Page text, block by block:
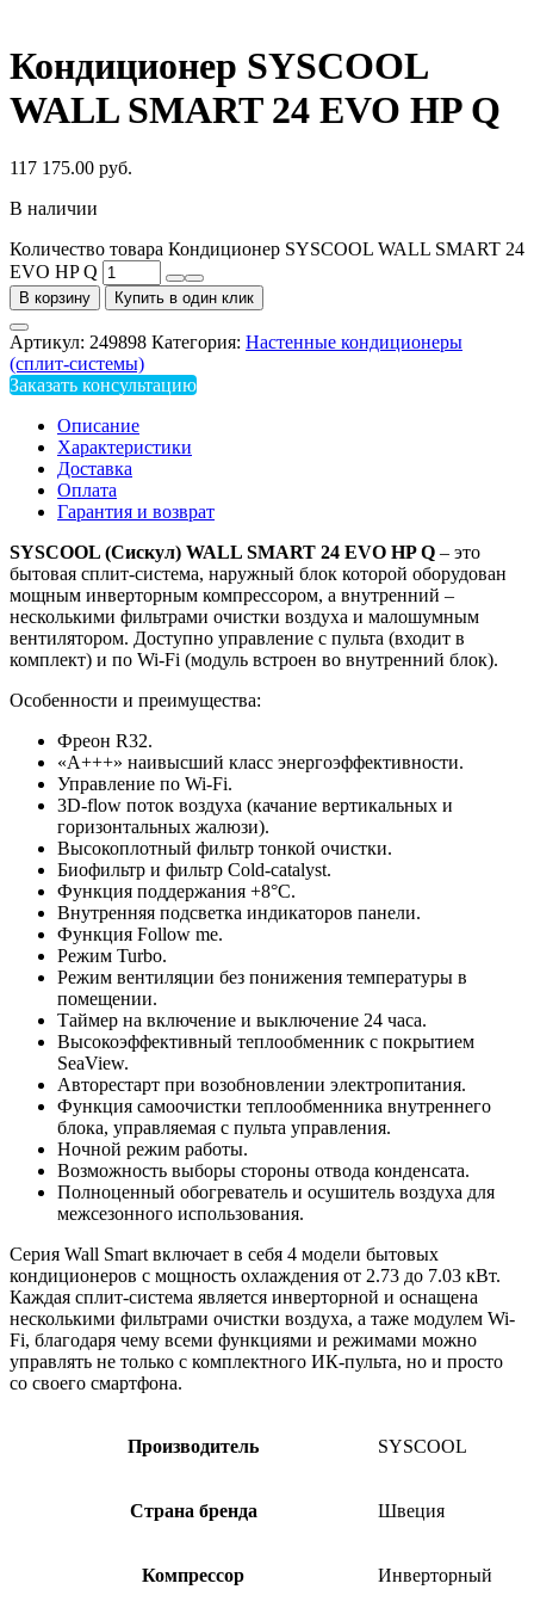
Кондиционер SYSCOOL
WALL SMART 24 EVO HP Q
117 175.00 руб.
В наличии
Количество товара Кондиционер SYSCOOL WALL SMART 24
EVO HP Q
В корзину Купить в один клик
Артикул: 249898 Категория: Настенные кондиционеры
(сплит-системы)
Заказать консультацию
Описание
Характеристики
Доставка
Оплата
Гарантия и возврат
SYSCOOL (Сискул) WALL SMART 24 EVO HP Q – это
бытовая сплит-система, наружный блок которой оборудован
мощным инверторным компрессором, а внутренний –
несколькими фильтрами очистки воздуха и малошумным
вентилятором. Доступно управление с пульта (входит в
комплект) и по Wi-Fi (модуль встроен во внутренний блок).
Особенности и преимущества:
Фреон R32.
«А+++» наивысший класс энергоэффективности.
Управление по Wi-Fi.
3D-flow поток воздуха (качание вертикальных и
горизонтальных жалюзи).
Высокоплотный фильтр тонкой очистки.
Биофильтр и фильтр Cold-catalyst.
Функция поддержания +8°С.
Внутренняя подсветка индикаторов панели.
Функция Follow me.
Режим Turbo.
Режим вентиляции без понижения температуры в
помещении.
Таймер на включение и выключение 24 часа.
Высокоэффективный теплообменник с покрытием
SeaView.
Авторестарт при возобновлении электропитания.
Функция самоочистки теплообменника внутреннего
блока, управляемая с пульта управления.
Ночной режим работы.
Возможность выборы стороны отвода конденсата.
Полноценный обогреватель и осушитель воздуха для
межсезонного использования.
Серия Wall Smart включает в себя 4 модели бытовых
кондиционеров с мощность охлаждения от 2.73 до 7.03 кВт.
Каждая сплит-система является инверторной и оснащена
несколькими фильтрами очистки воздуха, а таже модулем Wi-
Fi, благодаря чему всеми функциями и режимами можно
управлять не только с комплектного ИК-пульта, но и просто
со своего смартфона.
Производитель SYSCOOL
Страна бренда Швеция
Компрессор Инверторный